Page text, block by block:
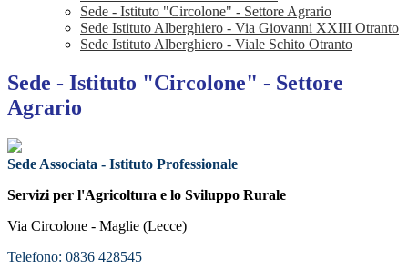
Sede - Istituto "Circolone" - Settore Agrario
Sede Istituto Alberghiero - Via Giovanni XXIII Otranto
Sede Istituto Alberghiero - Viale Schito Otranto
Sede - Istituto "Circolone" - Settore
Agrario
Sede Associata - Istituto Professionale
Servizi per l'Agricoltura e lo Sviluppo Rurale
Via Circolone - Maglie (Lecce)
Telefono: 0836 428545